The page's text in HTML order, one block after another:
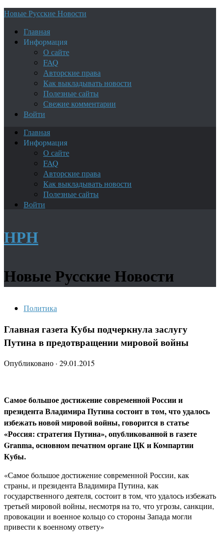
Новые Русские Новости
Главная
Информация
О сайте
FAQ
Авторские права
Как выкладывать новости
Полезные сайты
Свежие комментарии
Войти
Главная
Информация
О сайте
FAQ
Авторские права
Как выкладывать новости
Полезные сайты
Войти
НРН
Новые Русские Новости
Политика
Главная газета Кубы подчеркнула заслугу
Путина в предотвращении мировой войны
Опубликовано · 29.01.2015
Самое большое достижение современной России и
президента Владимира Путина состоит в том, что удалось
избежать новой мировой войны, говорится в статье
«Россия: стратегия Путина», опубликованной в газете
Granma, основном печатном органе ЦК и Компартии
Кубы.
«Самое большое достижение современной России, как
страны, и президента Владимира Путина, как
государственного деятеля, состоит в том, что удалось избежать
третьей мировой войны, несмотря на то, что угрозы, санкции,
провокации и военное кольцо со стороны Запада могли
привести к военному ответу»